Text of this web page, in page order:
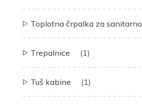
Toplotna črpalka za
Trepalnice (1)
Tuš kabine (1)